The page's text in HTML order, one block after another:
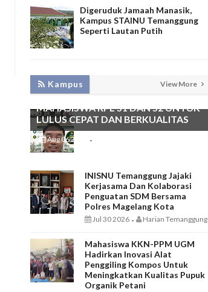
Digeruduk Jamaah Manasik,
Kampus STAINU Temanggung
Seperti Lautan Putih
Kampus View More
LAKUKAN BIMTEK RPL, INISNU
TEMANGGUNG SIAP FASILITASI
MAHASISWA RPL S1 DAN S2 UNTUK
LULUS CEPAT DAN BERKUALITAS
Aug 06 2026 -
INISNU Temanggung Jajaki
Kerjasama Dan Kolaborasi
Penguatan SDM Bersama
Polres Magelang Kota
Jul 30 2026 - Harian Temanggung
Mahasiswa KKN-PPM UGM
Hadirkan Inovasi Alat
Penggiling Kompos Untuk
Meningkatkan Kualitas Pupuk
Organik Petani